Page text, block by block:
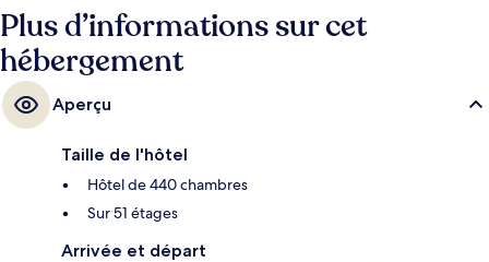
très courte distance à pied des transports publics : Arrêt Raja Chulan se
trouve à 5 min et Arrêt Bukit Nanas, à 8 min.
Plus d’informations sur cet
hébergement
Aperçu
Taille de l'hôtel
Hôtel de 440 chambres
Sur 51 étages
Arrivée et départ